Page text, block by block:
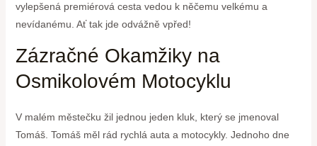
vylepšená premiérová cesta vedou k něčemu velkému a
nevídanému. ‌Ať tak jde odvážně vpřed!
Zázračné Okamžiky na
Osmikolovém Motocyklu
V malém městečku žil jednou​ jeden kluk, který se jmenoval
Tomáš. Tomáš měl rád rychlá auta ‌a motocykly. ‌Jednoho dne